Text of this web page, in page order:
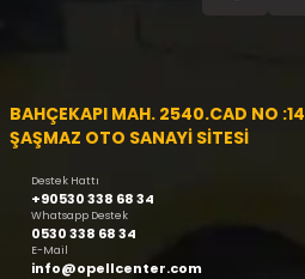
BAHÇEKAPI MAH. 2540.CAD NO
ŞAŞMAZ OTO SANAYİ SİTESİ
Destek Hattı
+90530 338 68 34
Whatsapp Destek
0530 338 68 34
E-Mail
info@opellcenter.com